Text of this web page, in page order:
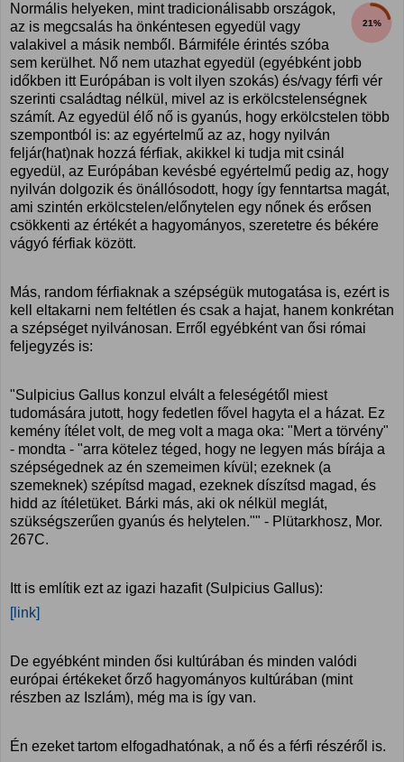
21%
Normális helyeken, mint tradicionálisabb országok,
az is megcsalás ha önkéntesen egyedül vagy
valakivel a másik nemből. Bármiféle érintés szóba
sem kerülhet. Nő nem utazhat egyedül (egyébként jobb
időkben itt Európában is volt ilyen szokás) és/vagy férfi vér
szerinti családtag nélkül, mivel az is erkölcstelenségnek
számít. Az egyedül élő nő is gyanús, hogy erkölcstelen több
szempontból is: az egyértelmű az az, hogy nyilván
feljár(hat)nak hozzá férfiak, akikkel ki tudja mit csinál
egyedül, az Európában kevésbé egyértelmű pedig az, hogy
nyilván dolgozik és önállósodott, hogy így fenntartsa magát,
ami szintén erkölcstelen/előnytelen egy nőnek és erősen
csökkenti az értékét a hagyományos, szeretetre és békére
vágyó férfiak között.
Más, random férfiaknak a szépségük mutogatása is, ezért is
kell eltakarni nem feltétlen és csak a hajat, hanem konkrétan
a szépséget nyilvánosan. Erről egyébként van ősi római
feljegyzés is:
"Sulpicius Gallus konzul elvált a feleségétől miest
tudomására jutott, hogy fedetlen fővel hagyta el a házat. Ez
kemény ítélet volt, de meg volt a maga oka: "Mert a törvény"
- mondta - "arra kötelez téged, hogy ne legyen más bírája a
szépségednek az én szemeimen kívül; ezeknek (a
szemeknek) szépítsd magad, ezeknek díszítsd magad, és
hidd az ítéletüket. Bárki más, aki ok nélkül meglát,
szükségszerűen gyanús és helytelen."" - Plütarkhosz, Mor.
267C.
Itt is említik ezt az igazi hazafit (Sulpicius Gallus):
[link]
De egyébként minden ősi kultúrában és minden valódi
európai értékeket őrző hagyományos kultúrában (mint
részben az Iszlám), még ma is így van.
Én ezeket tartom elfogadhatónak, a nő és a férfi részéről is.